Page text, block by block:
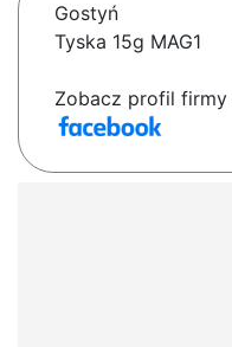
Gostyń
Tyska 15g MAG1
Zobacz profil firmy